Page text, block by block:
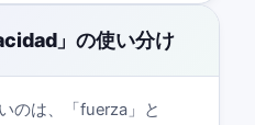
」の使い分け
のは、「fuerza」と